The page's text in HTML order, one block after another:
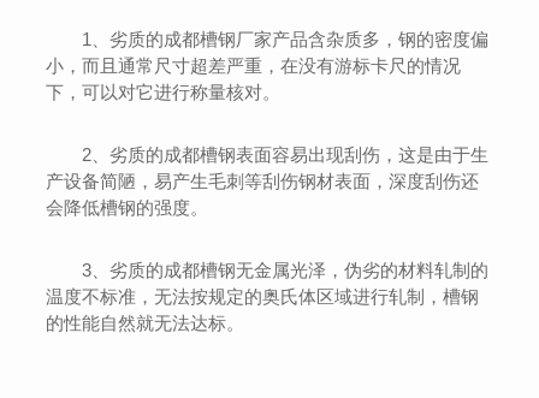
1、劣质的成都槽钢厂家产品含杂质多，钢的密度偏
小，而且通常尺寸超差严重，在没有游标卡尺的情况
下，可以对它进行称量核对。
2、劣质的成都槽钢表面容易出现刮伤，这是由于生
产设备简陋，易产生毛刺等刮伤钢材表面，深度刮伤还
会降低槽钢的强度。
3、劣质的成都槽钢无金属光泽，伪劣的材料轧制的
温度不标准，无法按规定的奥氏体区域进行轧制，槽钢
的性能自然就无法达标。